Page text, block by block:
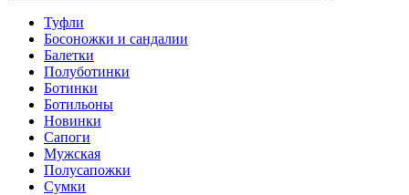
Туфли
Босоножки и сандалии
Балетки
Полуботинки
Ботинки
Ботильоны
Новинки
Сапоги
Мужская
Полусапожки
Сумки